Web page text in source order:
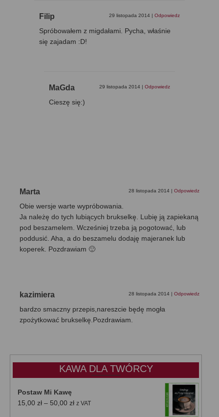
Filip 29 listopada 2014 | Odpowiedz
Spróbowałem z migdałami. Pycha, właśnie
się zajadam :D!
MaGda 29 listopada 2014 | Odpowiedz
Cieszę się:)
Marta 28 listopada 2014 | Odpowiedz
Obie wersje warte wypróbowania.
Ja należę do tych lubiących brukselkę. Lubię ją zapiekaną
pod beszamelem. Wcześniej trzeba ją pogotować, lub
poddusić. Aha, a do beszamelu dodaję majeranek lub
koperek. Pozdrawiam 🙂
kazimiera 28 listopada 2014 | Odpowiedz
bardzo smaczny przepis,nareszcie będę mogła
zpożytkować brukselkę.Pozdrawiam.
KAWA DLA TWÓRCY
Postaw Mi Kawę
15,00 zł – 50,00 złZakres
z VAT